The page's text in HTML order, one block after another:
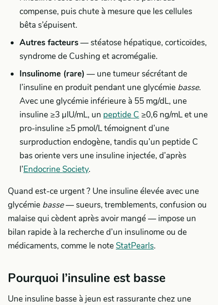
compense, puis chute à mesure que les cellules
bêta s’épuisent.
Autres facteurs— stéatose hépatique, corticoïdes,
syndrome de Cushing et acromégalie.
Insulinome (rare) — une tumeur sécrétant de
l’insuline en produit pendant une glycémie basse.
Avec une glycémie inférieure à 55 mg/dL, une
insuline ≥3 µIU/mL, un peptide C ≥0,6 ng/mL et une
pro-insuline ≥5 pmol/L témoignent d’une
surproduction endogène, tandis qu’un peptide C
bas oriente vers une insuline injectée, d’après
l’Endocrine Society.
Quand est-ce urgent ? Une insuline élevée avec une
glycémie basse— sueurs, tremblements, confusion ou
malaise qui cèdent après avoir mangé — impose un
bilan rapide à la recherche d’un insulinome ou de
médicaments, comme le noteStatPearls.
Pourquoi l’insuline est basse
Une insuline basse à jeun est rassurante chez une